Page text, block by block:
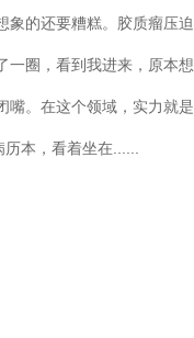
象的还要糟糕。胶质瘤压迫
一圈，看到我进来，原本想
嘴。在这个领域，实力就是
本，看着坐在......